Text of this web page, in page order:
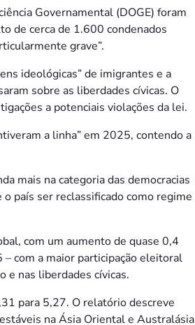
Governamental (DOGE) foram
de cerca de 1.600 condenados
grave”.
ideológicas” de imigrantes e a
sobre as liberdades cívicas. O
a potenciais violações da lei.
a linha” em 2025, contendo a
mais na categoria das democracias
país ser reclassificado como regime
com um aumento de quase 0,4
com a maior participação eleitoral
e nas liberdades cívicas.
para 5,27. O relatório descreve
na Ásia Oriental e Australásia